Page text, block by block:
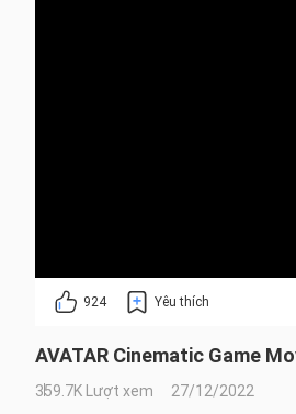
924 Yêu thích
AVATAR Cinematic Game
359.7K Lượt xem
27/12/2022